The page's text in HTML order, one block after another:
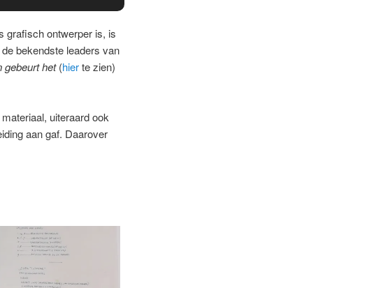
grafisch ontwerper is, is
bekendste leaders van
gebeurt het(hierte zien)
uiteraard ook
aan gaf. Daarover